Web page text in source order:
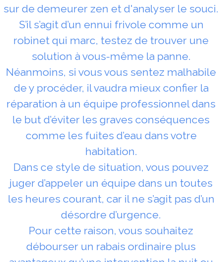
sur de demeurer zen et d'analyser le souci.
S’il s’agit d’un ennui frivole comme un
robinet qui marc, testez de trouver une
solution à vous-même la panne.
Néanmoins, si vous vous sentez malhabile
de y procéder, il vaudra mieux confier la
réparation à un équipe professionnel dans
le but d’éviter les graves conséquences
comme les fuites d’eau dans votre
habitation.
Dans ce style de situation, vous pouvez
juger d’appeler un équipe dans un toutes
les heures courant, car il ne s’agit pas d’un
désordre d’urgence.
Pour cette raison, vous souhaitez
débourser un rabais ordinaire plus